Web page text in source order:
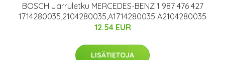
BOSCH Jarruletku MERCEDES-BENZ 1 987 476 427
1714280035,2104280035,A1714280035 A2104280035
12.54 EUR
LISÄTIETOJA